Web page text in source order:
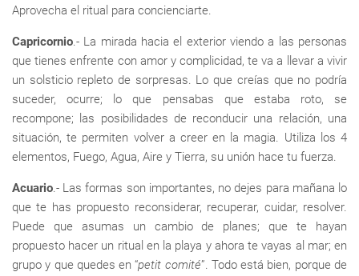
Aprovecha el ritual para concienciarte.
Capricornio.- La mirada hacia el exterior viendo a las personas
que tienes enfrente con amor y complicidad, te va a llevar a vivir
un solsticio repleto de sorpresas. Lo que creías que no podría
suceder, ocurre; lo que pensabas que estaba roto, se
recompone; las posibilidades de reconducir una relación, una
situación, te permiten volver a creer en la magia. Utiliza los 4
elementos, Fuego, Agua, Aire y Tierra, su unión hace tu fuerza.
Acuario.- Las formas son importantes, no dejes para mañana lo
que te has propuesto reconsiderar, recuperar, cuidar, resolver.
Puede que asumas un cambio de planes; que te hayan
propuesto hacer un ritual en la playa y ahora te vayas al mar; en
grupo y que quedes en “petit comité”. Todo está bien, porque de